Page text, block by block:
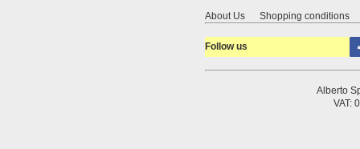
About Us Shopping conditions
Follow us
Alberto
VAT: